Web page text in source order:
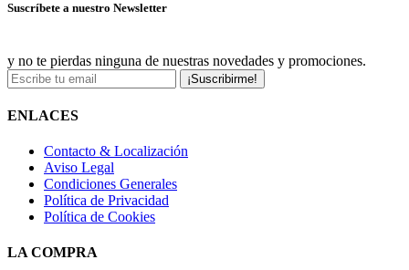
Suscríbete a nuestro Newsletter
y no te pierdas ninguna de nuestras novedades y promociones.
¡Suscribirme!
ENLACES
Contacto & Localización
Aviso Legal
Condiciones Generales
Política de Privacidad
Política de Cookies
LA COMPRA